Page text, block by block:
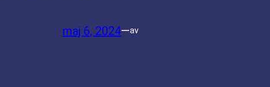
maj 6, 2024—av